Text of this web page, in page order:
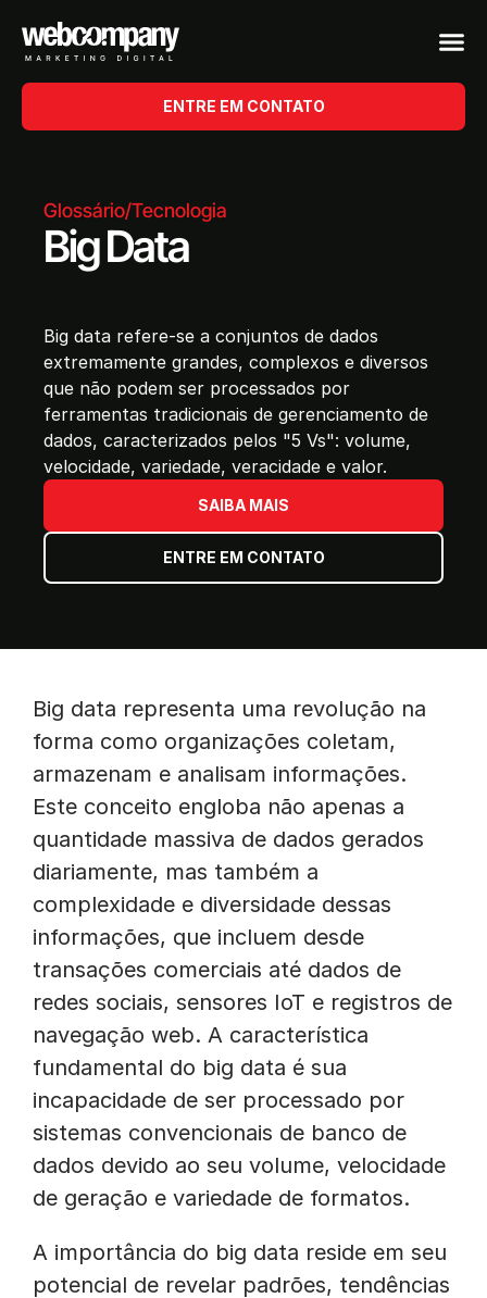
ENTRE EM CONTATO
Glossário/Tecnologia
Big Data
Big data refere-se a conjuntos de dados
extremamente grandes, complexos e diversos
que não podem ser processados por
ferramentas tradicionais de gerenciamento de
dados, caracterizados pelos "5 Vs": volume,
velocidade, variedade, veracidade e valor.
SAIBA MAIS
ENTRE EM CONTATO
Big data representa uma revolução na
forma como organizações coletam,
armazenam e analisam informações.
Este conceito engloba não apenas a
quantidade massiva de dados gerados
diariamente, mas também a
complexidade e diversidade dessas
informações, que incluem desde
transações comerciais até dados de
redes sociais, sensores IoT e registros de
navegação web. A característica
fundamental do big data é sua
incapacidade de ser processado por
sistemas convencionais de banco de
dados devido ao seu volume, velocidade
de geração e variedade de formatos.
A importância do big data reside em seu
potencial de revelar padrões, tendências